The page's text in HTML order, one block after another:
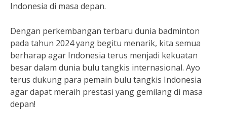
Indonesia di masa depan.
Dengan perkembangan terbaru dunia badminton
pada tahun 2024 yang begitu menarik, kita semua
berharap agar Indonesia terus menjadi kekuatan
besar dalam dunia bulu tangkis internasional. Ayo
terus dukung para pemain bulu tangkis Indonesia
agar dapat meraih prestasi yang gemilang di masa
depan!